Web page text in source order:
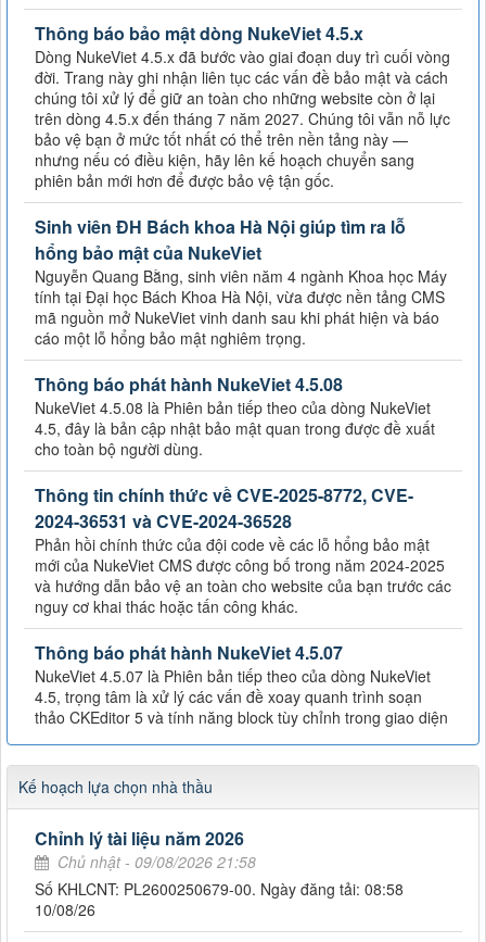
Thông báo bảo mật dòng NukeViet 4.5.x
Dòng NukeViet 4.5.x đã bước vào giai đoạn duy trì cuối vòng
đời. Trang này ghi nhận liên tục các vấn đề bảo mật và cách
chúng tôi xử lý để giữ an toàn cho những website còn ở lại
trên dòng 4.5.x đến tháng 7 năm 2027. Chúng tôi vẫn nỗ lực
bảo vệ bạn ở mức tốt nhất có thể trên nền tảng này —
nhưng nếu có điều kiện, hãy lên kế hoạch chuyển sang
phiên bản mới hơn để được bảo vệ tận gốc.
Sinh viên ĐH Bách khoa Hà Nội giúp tìm ra lỗ
hổng bảo mật của NukeViet
Nguyễn Quang Bằng, sinh viên năm 4 ngành Khoa học Máy
tính tại Đại học Bách Khoa Hà Nội, vừa được nền tảng CMS
mã nguồn mở NukeViet vinh danh sau khi phát hiện và báo
cáo một lỗ hổng bảo mật nghiêm trọng.
Thông báo phát hành NukeViet 4.5.08
NukeViet 4.5.08 là Phiên bản tiếp theo của dòng NukeViet
4.5, đây là bản cập nhật bảo mật quan trong được đề xuất
cho toàn bộ người dùng.
Thông tin chính thức về CVE-2025-8772, CVE-
2024-36531 và CVE-2024-36528
Phản hồi chính thức của đội code về các lỗ hổng bảo mật
mới của NukeViet CMS được công bố trong năm 2024-2025
và hướng dẫn bảo vệ an toàn cho website của bạn trước các
nguy cơ khai thác hoặc tấn công khác.
Thông báo phát hành NukeViet 4.5.07
NukeViet 4.5.07 là Phiên bản tiếp theo của dòng NukeViet
4.5, trọng tâm là xử lý các vấn đề xoay quanh trình soạn
thảo CKEditor 5 và tính năng block tùy chỉnh trong giao diện
Kế hoạch lựa chọn nhà thầu
Chỉnh lý tài liệu năm 2026
Chủ nhật - 09/08/2026 21:58
Số KHLCNT: PL2600250679-00. Ngày đăng tải: 08:58
10/08/26